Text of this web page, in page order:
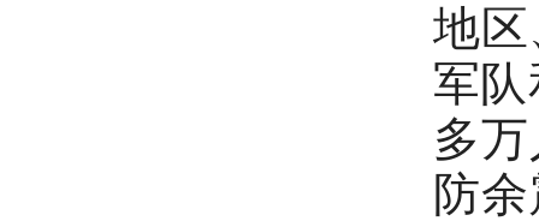
地
军
多
防